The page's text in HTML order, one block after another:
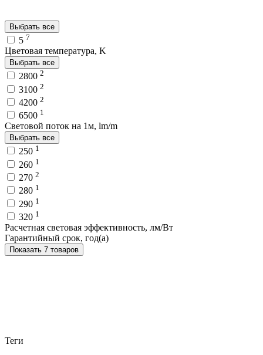
Выбрать все
5 7
Цветовая температура, K
Выбрать все
2800 2
3100 2
4200 2
6500 1
Световой поток на 1м, lm/m
Выбрать все
250 1
260 1
270 2
280 1
290 1
320 1
Расчетная световая эффективность, лм/Вт
Гарантийный срок, год(а)
Показать 7 товаров
Теги